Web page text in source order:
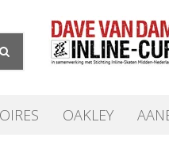
OAKLEY